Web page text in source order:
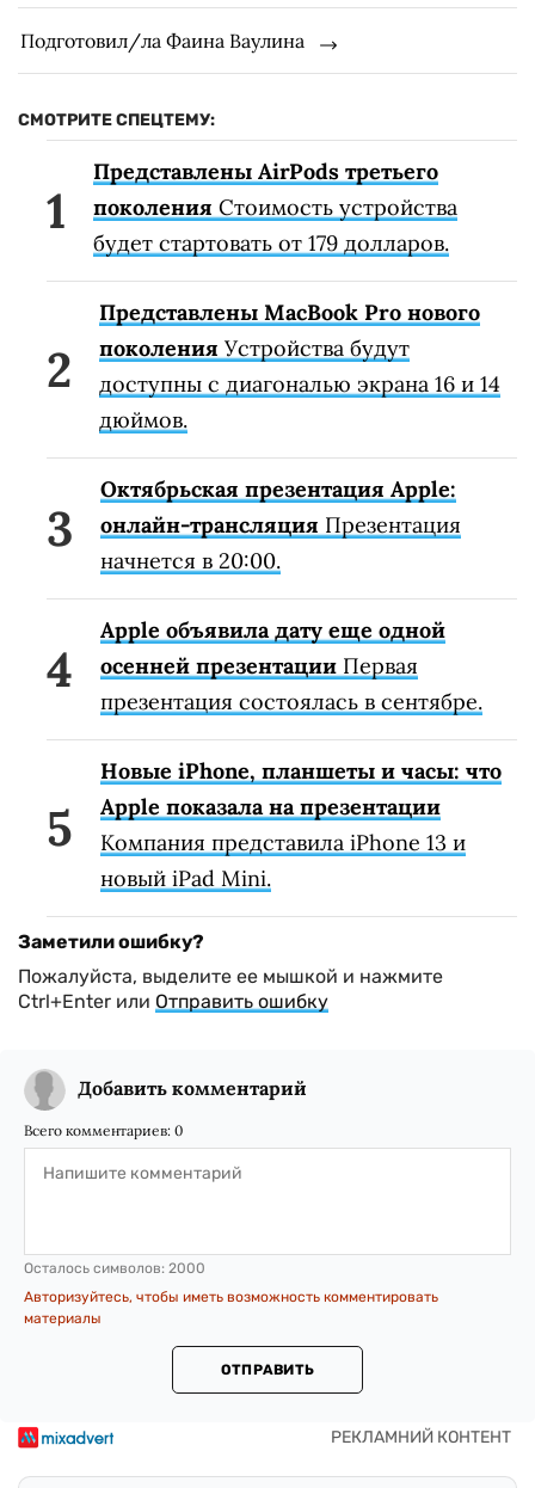
Подготовил/ла Фаина Ваулина
СМОТРИТЕ СПЕЦТЕМУ:
Представлены AirPods третьего
поколения Стоимость устройства
будет стартовать от 179 долларов.
Представлены MacBook Pro нового
поколения Устройства будут
доступны с диагональю экрана 16 и 14
дюймов.
Октябрьская презентация Apple:
онлайн-трансляция Презентация
начнется в 20:00.
Apple объявила дату еще одной
осенней презентации Первая
презентация состоялась в сентябре.
Новые iPhone, планшеты и часы: что
Apple показала на презентации
Компания представила iPhone 13 и
новый iPad Mini.
Заметили ошибку?
Пожалуйста, выделите ее мышкой и нажмите
Ctrl+Enter или Отправить ошибку
Добавить комментарий
Всего комментариев: 0
Осталось символов: 2000
Авторизуйтесь, чтобы иметь возможность комментировать
материалы
ОТПРАВИТЬ